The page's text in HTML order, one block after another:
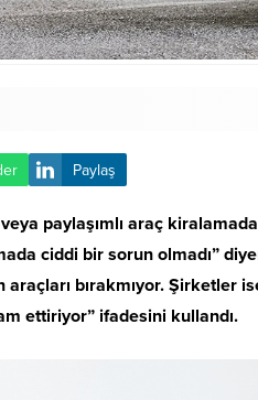
Paylaş
paylaşımlı araç
ciddi bir sorun olmadı”
bırakmıyor. Şirketler
ettiriyor” ifadesini kullandı.